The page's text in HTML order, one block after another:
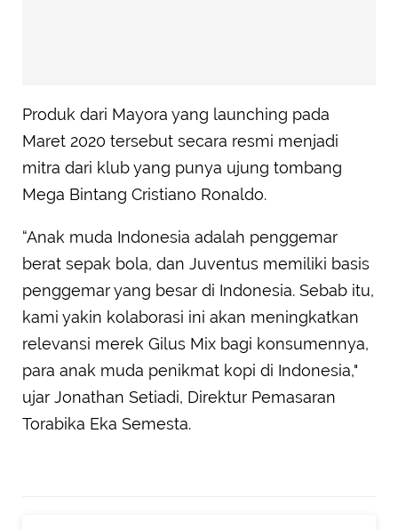
Produk dari Mayora yang launching pada
Maret 2020 tersebut secara resmi menjadi
mitra dari klub yang punya ujung tombang
Mega Bintang Cristiano Ronaldo.
“Anak muda Indonesia adalah penggemar
berat sepak bola, dan Juventus memiliki basis
penggemar yang besar di Indonesia. Sebab itu,
kami yakin kolaborasi ini akan meningkatkan
relevansi merek Gilus Mix bagi konsumennya,
para anak muda penikmat kopi di Indonesia,"
ujar Jonathan Setiadi, Direktur Pemasaran
Torabika Eka Semesta.